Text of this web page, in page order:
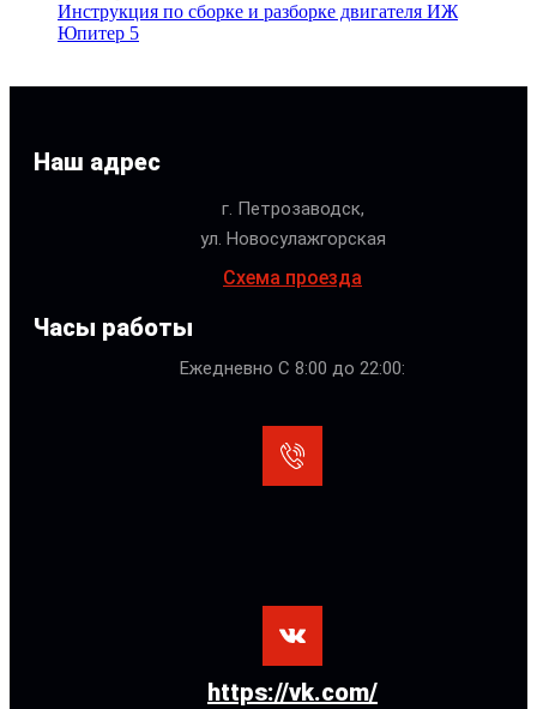
Инструкция по сборке и разборке двигателя ИЖ
Юпитер 5
Наш адрес
г. Петрозаводск,
ул. Новосулажгорская
Схема проезда
Часы работы
Ежедневно С 8:00 до 22:00:
https://vk.com/